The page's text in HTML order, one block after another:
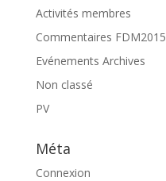
Activités membres
Commentaires FDM2015
Evénements Archives
Non classé
PV
Méta
Connexion